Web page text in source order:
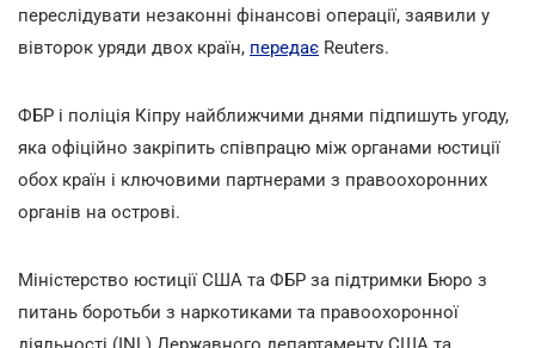
переслідувати незаконні фінансові операції, заявили у
вівторок уряди двох країн, передає Reuters.
ФБР і поліція Кіпру найближчими днями підпишуть угоду,
яка офіційно закріпить співпрацю між органами юстиції
обох країн і ключовими партнерами з правоохоронних
органів на острові.
Міністерство юстиції США та ФБР за підтримки Бюро з
питань боротьби з наркотиками та правоохоронної